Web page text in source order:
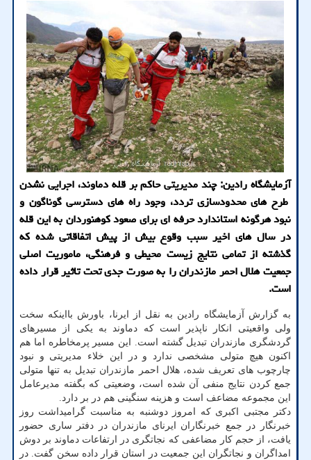
آزمایشگاه رادین: چند مدیریتی حاكم بر قله دماوند، اجرایی نشدن
طرح های محدودسازی تردد، وجود راه های دسترسی گوناگون و
نبود هرگونه استاندارد حرفه ای برای صعود كوهنوردان به این قله
در سال های اخیر سبب وقوع بیش از پیش اتفاقاتی شده كه
گذشته از تمامی نتایج زیست محیطی و فرهنگی، ماموریت اصلی
جمعیت هلال احمر مازندران را به صورت جدی تحت تاثیر قرار داده
است.
به گزارش آزمایشگاه رادین به نقل از ایرنا، باورش بااینکه سخت
ولی واقعیتی انکار ناپذیر است که دماوند به یکی از مسیرهای
گردشگری مازندران تبدیل گشته است. این مسیر پرمخاطره اما هم
اکنون هیچ متولی مشخصی ندارد و در این خلاء مدیریتی و نبود
چارچوب های تعریف شده، هلال احمر مازندران تبدیل به تنها متولی
جمع کردن نتایج منفی آن شده است، وضعیتی که بگفته مدیرعامل
این مجموعه مضاعف است و هزینه سنگینی هم در بر دارد.
دکتر مجتبی اکبری که امروز دوشنبه به مناسبت گرامیداشت روز
خبرنگار در جمع خبرنگاران ایرنای مازندران در دفتر ساری حضور
یافت، از حجم کار مضاعفی که نجاتگری در ارتفاعات دماوند بر دوش
امداگران و نجاتگران این جمعیت در استان قرار داده سخن گفت. در